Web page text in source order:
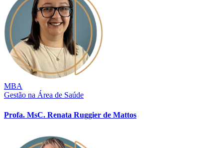
MBA
Gestão na Área de Saúde
Profa. MsC. Renata Ruggier de Mattos